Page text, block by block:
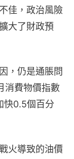
佳，政治風險
大了財政預
，仍是通脹問
消費物價指數
快0.5個百分
火導致的油價